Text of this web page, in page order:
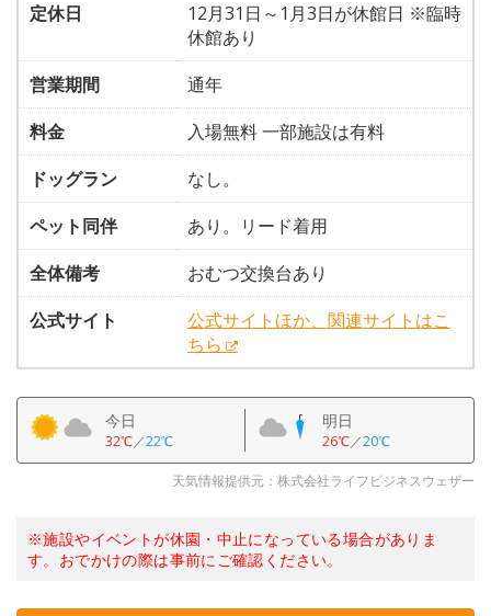
定休日
12月31日～1月3日が休館日 ※臨時
休館あり
営業期間
通年
料金
入場無料 一部施設は有料
ドッグラン
なし。
ペット同伴
あり。リード着用
全体備考
おむつ交換台あり
公式サイト
公式サイトほか、関連サイトはこ
ちら
今日
32℃／22℃
明日
26℃／20℃
天気情報提供元：株式会社ライフビジネスウェザー
※施設やイベントが休園・中止になっている場合がありま
す。おでかけの際は事前にご確認ください。